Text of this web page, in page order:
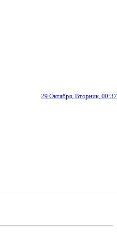
29 Октября, Вторник, 00:37